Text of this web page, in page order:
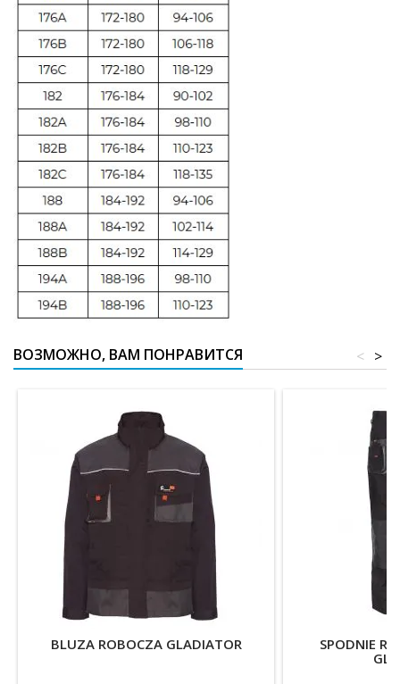
ВОЗМОЖНО, ВАМ ПОНРАВИТСЯ >
<
BLUZA ROBOCZA GLADIATOR
SPODNIE